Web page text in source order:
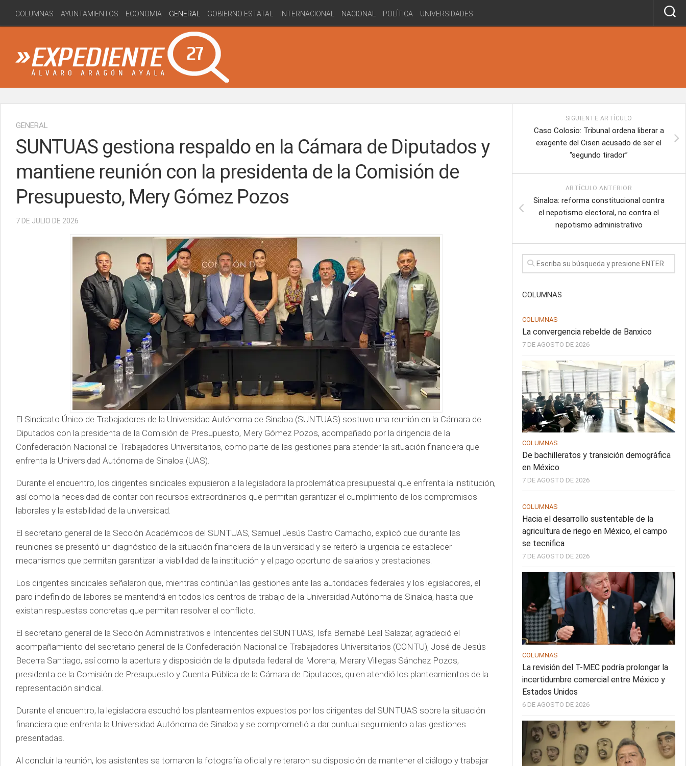
content
COLUMNAS AYUNTAMIENTOS ECONOMIA GENERAL GOBIERNO ESTATAL INTERNACIONAL NACIONAL POLÍTICA UNIVERSIDADES
GENERAL
SUNTUAS gestiona respaldo en la Cámara de Diputados y
mantiene reunión con la presidenta de la Comisión de
Presupuesto, Mery Gómez Pozos
7 DE JULIO DE 2026
El Sindicato Único de Trabajadores de la Universidad Autónoma de Sinaloa (SUNTUAS) sostuvo una reunión en la Cámara de
Diputados con la presidenta de la Comisión de Presupuesto, Mery Gómez Pozos, acompañado por la dirigencia de la
Confederación Nacional de Trabajadores Universitarios, como parte de las gestiones para atender la situación financiera que
enfrenta la Universidad Autónoma de Sinaloa (UAS).
Durante el encuentro, los dirigentes sindicales expusieron a la legisladora la problemática presupuestal que enfrenta la institución,
así como la necesidad de contar con recursos extraordinarios que permitan garantizar el cumplimiento de los compromisos
laborales y la estabilidad de la universidad.
El secretario general de la Sección Académicos del SUNTUAS, Samuel Jesús Castro Camacho, explicó que durante las
reuniones se presentó un diagnóstico de la situación financiera de la universidad y se reiteró la urgencia de establecer
mecanismos que permitan garantizar la viabilidad de la institución y el pago oportuno de salarios y prestaciones.
Los dirigentes sindicales señalaron que, mientras continúan las gestiones ante las autoridades federales y los legisladores, el
paro indefinido de labores se mantendrá en todos los centros de trabajo de la Universidad Autónoma de Sinaloa, hasta que
existan respuestas concretas que permitan resolver el conflicto.
El secretario general de la Sección Administrativos e Intendentes del SUNTUAS, Isfa Bernabé Leal Salazar, agradeció el
acompañamiento del secretario general de la Confederación Nacional de Trabajadores Universitarios (CONTU), José de Jesús
Becerra Santiago, así como la apertura y disposición de la diputada federal de Morena, Merary Villegas Sánchez Pozos,
presidenta de la Comisión de Presupuesto y Cuenta Pública de la Cámara de Diputados, quien atendió los planteamientos de la
representación sindical.
Durante el encuentro, la legisladora escuchó los planteamientos expuestos por los dirigentes del SUNTUAS sobre la situación
financiera que enfrenta la Universidad Autónoma de Sinaloa y se comprometió a dar puntual seguimiento a las gestiones
presentadas.
Al concluir la reunión, los asistentes se tomaron la fotografía oficial y reiteraron su disposición de mantener el diálogo y trabajar
SIGUIENTE ARTÍCULO
Caso Colosio: Tribunal ordena liberar a
exagente del Cisen acusado de ser el
“segundo tirador”
ARTÍCULO ANTERIOR
Sinaloa: reforma constitucional contra
el nepotismo electoral, no contra el
nepotismo administrativo
COLUMNAS
COLUMNAS
La convergencia rebelde de Banxico
7 DE AGOSTO DE 2026
COLUMNAS
De bachilleratos y transición demográfica
en México
7 DE AGOSTO DE 2026
COLUMNAS
Hacia el desarrollo sustentable de la
agricultura de riego en México, el campo
se tecnifica
7 DE AGOSTO DE 2026
COLUMNAS
La revisión del T-MEC podría prolongar la
incertidumbre comercial entre México y
Estados Unidos
6 DE AGOSTO DE 2026